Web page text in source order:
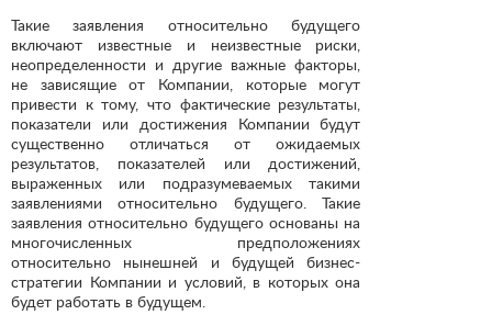
Такие заявления относительно будущего
включают известные и неизвестные риски,
неопределенности и другие важные факторы,
не зависящие от Компании, которые могут
привести к тому, что фактические результаты,
показатели или достижения Компании будут
существенно отличаться от ожидаемых
результатов, показателей или достижений,
выраженных или подразумеваемых такими
заявлениями относительно будущего. Такие
заявления относительно будущего основаны на
многочисленных предположениях
относительно нынешней и будущей бизнес-
стратегии Компании и условий, в которых она
будет работать в будущем.